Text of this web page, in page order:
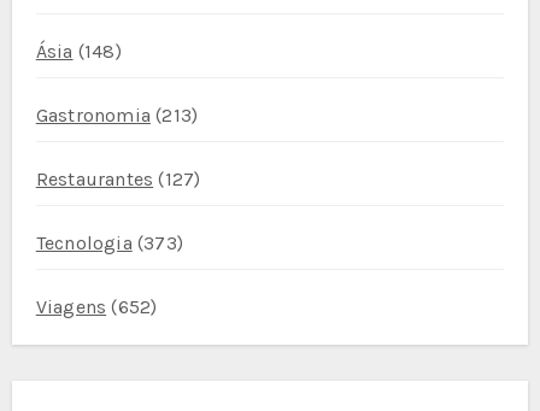
Ásia (148)
Gastronomia (213)
Restaurantes (127)
Tecnologia (373)
Viagens (652)